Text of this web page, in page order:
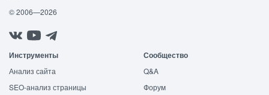
© 2006—2026
Инструменты
Анализ сайта
SEO-анализ страницы
Сообщество
Q&A
Форум